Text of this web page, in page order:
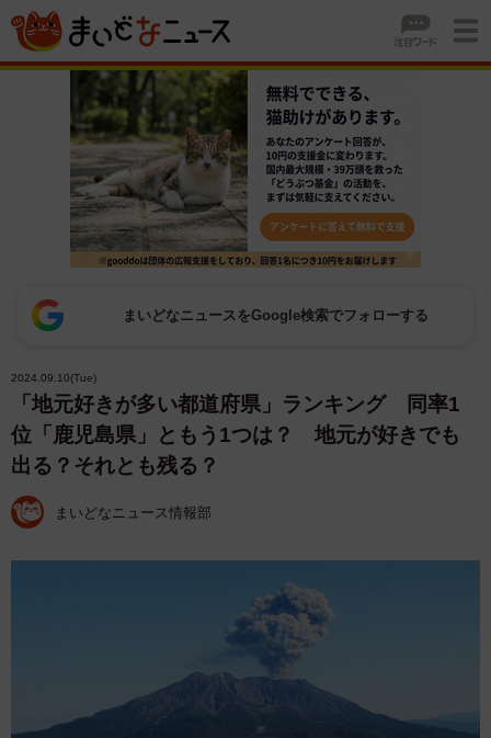
まいどなニュースをGoogle検索でフォローする
2024.09.10(Tue)
「地元好きが多い都道府県」ランキング 同率1
位「鹿児島県」ともう1つは？ 地元が好きでも
出る？それとも残る？
まいどなニュース情報部